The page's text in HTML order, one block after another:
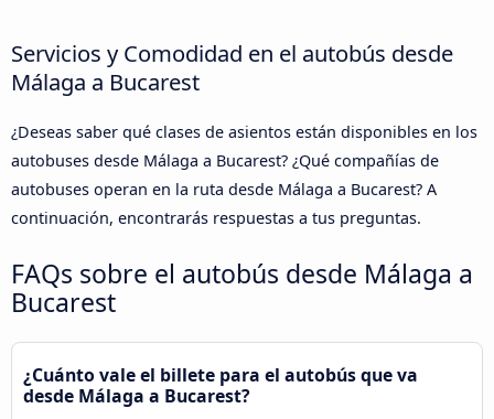
Servicios y Comodidad en el autobús desde
Málaga a Bucarest
¿Deseas saber qué clases de asientos están disponibles en los
autobuses desde Málaga a Bucarest? ¿Qué compañías de
autobuses operan en la ruta desde Málaga a Bucarest? A
continuación, encontrarás respuestas a tus preguntas.
FAQs sobre el autobús desde Málaga a
Bucarest
¿Cuánto vale el billete para el autobús que va
desde Málaga a Bucarest?